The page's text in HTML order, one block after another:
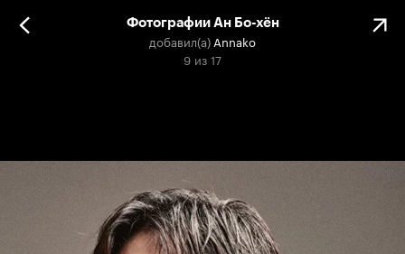
Фотографии Ан Бо-хён
добавил(а) Annako
9 из 17